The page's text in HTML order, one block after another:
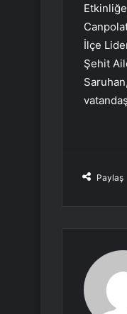
İlçe
Şehit
Paylaş